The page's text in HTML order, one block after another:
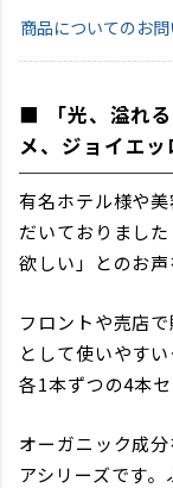
商品についてのお
■ 「光、溢れ
メ、ジョイエ
有名ホテル様や
だいておりまし
欲しい」とのお
フロントや売店
として使いやす
各1本ずつの4本セ
オーガニック成
アシリーズです